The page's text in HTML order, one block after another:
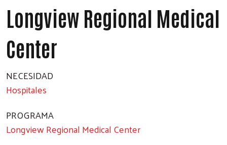
Longview Regional Medical
Center
NECESIDAD
Hospitales
PROGRAMA
Longview Regional Medical Center